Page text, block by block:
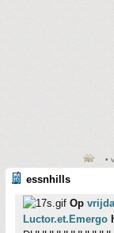
•
essnhills
Op
Luctor.et.Emergo